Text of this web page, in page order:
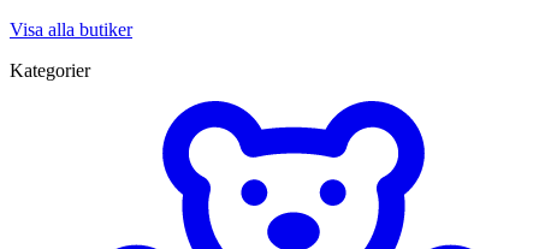
Visa alla butiker
Kategorier